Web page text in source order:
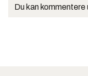
Du kan kommentere